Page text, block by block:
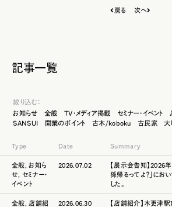
戻る 次へ
記事一覧
絞り込む：
お知らせ
全般 TV・メディア掲載 セミナー・イベント
SANSUI
開業のポイント 古木/koboku 古民家 大
Type Date Summary
全般 ,お知ら
せ
セミナー・
イベント
2026.07.02
【展示会告知】2026
孫帰るってよ？」にお
した。
全般
店舗紹
2026.06.30
【店舗紹介】木更津駅